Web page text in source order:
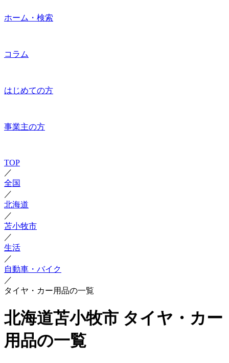
ホーム・検索
コラム
はじめての方
事業主の方
TOP
／
全国
／
北海道
／
苫小牧市
／
生活
／
自動車・バイク
／
タイヤ・カー用品の一覧
北海道苫小牧市 タイヤ・カー
用品の一覧